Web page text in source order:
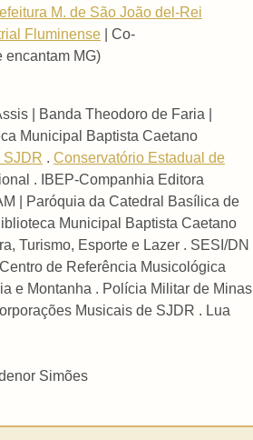
M. de São João del-Rei
Fluminense | Co-
encantam MG)
| Banda Theodoro de Faria |
Municipal Baptista Caetano
SJDR . Conservatório Estadual de
. IBEP-Companhia Editora
| Paróquia da Catedral Basílica de
Municipal Baptista Caetano
Turismo, Esporte e Lazer . SESI/DN
de Referência Musicológica
e Montanha . Polícia Militar de Minas
Musicais de SJDR . Lua
Simões